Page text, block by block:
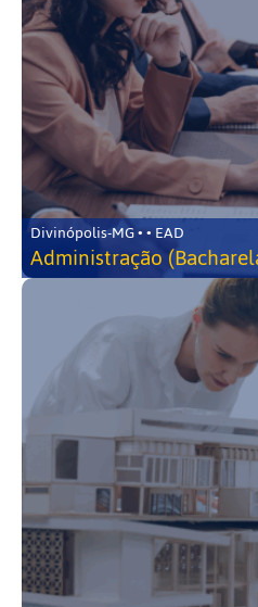
Divinópolis-MG • • EAD
Administração